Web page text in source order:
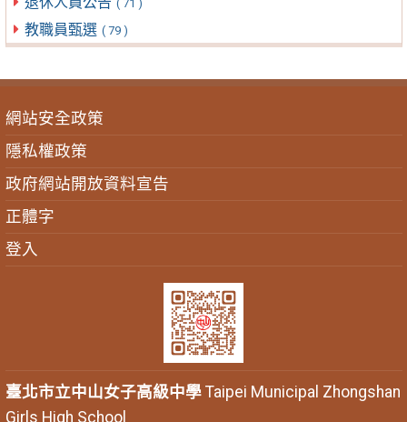
( 71 )
教職員甄選 ( 79 )
網站安全政策
隱私權政策
政府網站開放資料宣告
正體字
登入
臺北市立中山女子高級中學Taipei Municipal Zhongshan
Girls High School